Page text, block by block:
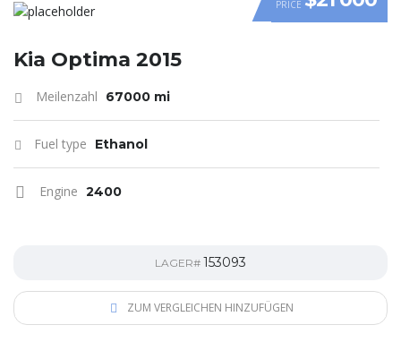
PRICE
Kia Optima 2015
Meilenzahl 67000 mi
Fuel type Ethanol
Engine 2400
LAGER# 153093
ZUM VERGLEICHEN HINZUFÜGEN